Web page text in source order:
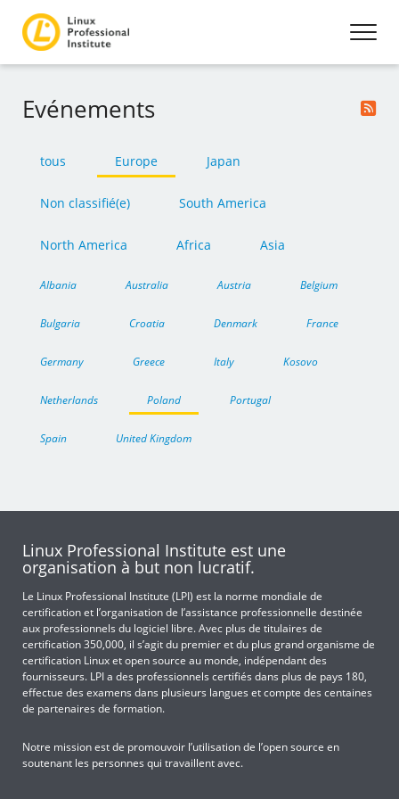
Evénements
tous Europe Japan
Non classifié(e) South America
North America Africa Asia
Albania Australia Austria Belgium
Bulgaria Croatia Denmark France
Germany Greece Italy Kosovo
Netherlands Poland Portugal
Spain United Kingdom
Linux Professional Institute est une
organisation à but non lucratif.
Le Linux Professional Institute (LPI) est la norme mondiale de
certification et l’organisation de l’assistance professionnelle destinée
aux professionnels du logiciel libre. Avec plus de titulaires de
certification 350,000, il s’agit du premier et du plus grand organisme de
certification Linux et open source au monde, indépendant des
fournisseurs. LPI a des professionnels certifiés dans plus de pays 180,
effectue des examens dans plusieurs langues et compte des centaines
de partenaires de formation.
Notre mission est de promouvoir l’utilisation de l’open source en
soutenant les personnes qui travaillent avec.